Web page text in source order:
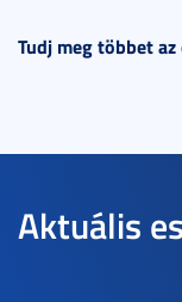
Tudj meg többet
Aktuális